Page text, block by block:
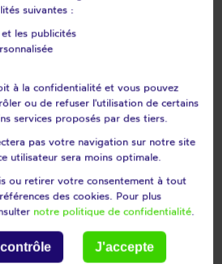
Lignières-orgères
Livré
Loupfougères
Louvigné
Madré
Marcillé-la-ville
Martigné-sur-mayenne
Mée
Méral
Mézangers
Montenay
suivantes :
les publicités
à la confidentialité et vous pouvez
ou de refuser l'utilisation de certains
services proposés par des tiers.
pas votre navigation sur notre site
utilisateur sera moins optimale.
ou retirer votre consentement à tout
des cookies. Pour plus
notre politique de confidentialité.
J'accepte